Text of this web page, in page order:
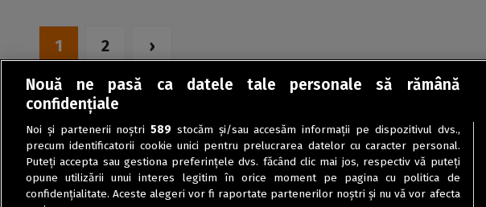
1 2 ›
Nouă ne pasă ca datele tale personale să rămână
confidențiale
Noi și partenerii noștri589 stocăm și/sau accesăm informații pe dispozitivul dvs.,
precum identificatorii cookie unici pentru prelucrarea datelor cu caracter personal.
Puteți accepta sau gestiona preferințele dvs. făcând clic mai jos, respectiv vă puteți
opune utilizării unui interes legitim în orice moment pe pagina cu politica de
confidențialitate. Aceste alegeri vor fi raportate partenerilor noștri și nu vă vor afecta